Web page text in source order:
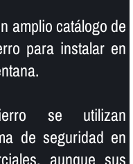
amplio catálogo de
para instalar en
se utilizan
de seguridad en
aunque sus